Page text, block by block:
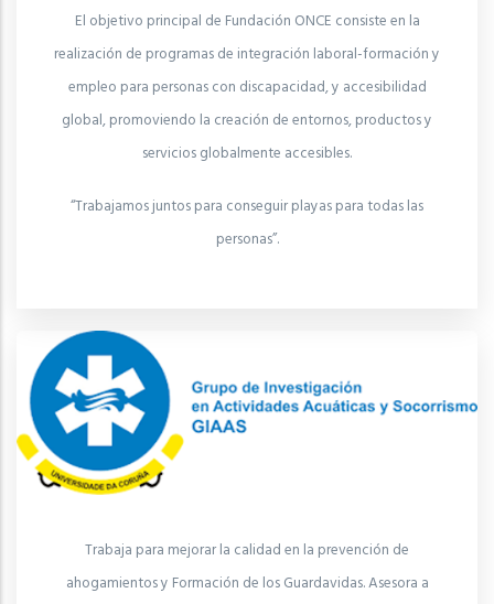
El objetivo principal de Fundación ONCE consiste en la
realización de programas de integración laboral-formación y
empleo para personas con discapacidad, y accesibilidad
global, promoviendo la creación de entornos, productos y
servicios globalmente accesibles.
“Trabajamos juntos para conseguir playas para todas las
personas”.
Trabaja para mejorar la calidad en la prevención de
ahogamientos y Formación de los Guardavidas. Asesora a